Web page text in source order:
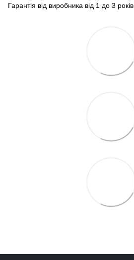
Гарантія від виробника від 1 до 3 років.